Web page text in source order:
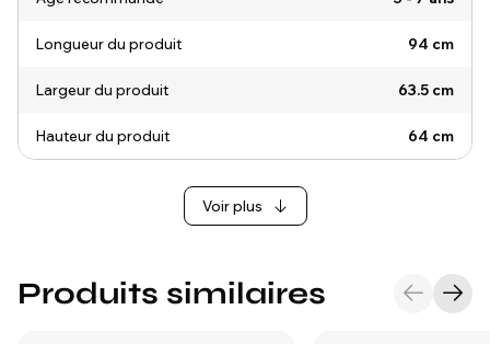
Longueur du produit 94 cm
Largeur du produit 63.5 cm
Hauteur du produit 64 cm
Voir plus
Produits similaires